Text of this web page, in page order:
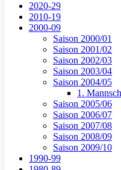
2020-29
2010-19
2000-09
Saison 2000/01
Saison 2001/02
Saison 2002/03
Saison 2003/04
Saison 2004/05
1.
Saison 2005/06
Saison 2006/07
Saison 2007/08
Saison 2008/09
Saison 2009/10
1990-99